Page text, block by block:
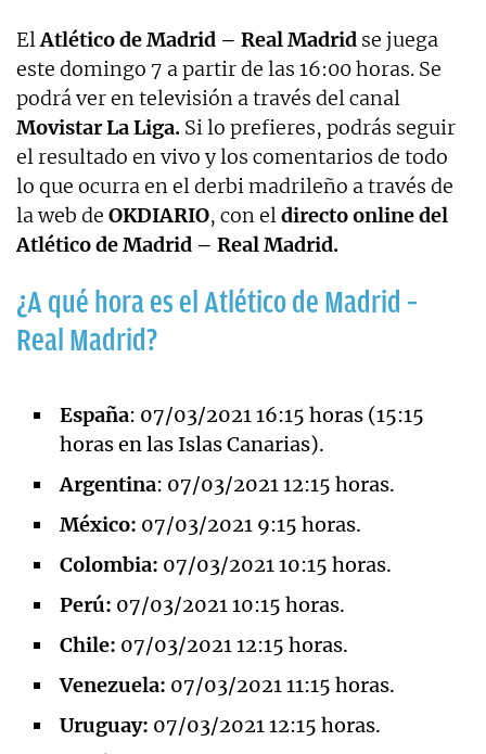
ElAtlético de Madrid – Real Madrid se juega
este domingo 7 a partir de las 16:00 horas. Se
podrá ver en televisión a través del canal
Movistar La Liga. Si lo prefieres, podrás seguir
el resultado en vivo y los comentarios de todo
lo que ocurra en el derbi madrileño a través de
la web de OKDIARIO, con eldirecto online del
Atlético de Madrid – Real Madrid.
¿A qué hora es el Atlético de Madrid –
Real Madrid?
España: 07/03/2021 16:15 horas (15:15
horas en las Islas Canarias).
Argentina: 07/03/2021 12:15 horas.
México: 07/03/2021 9:15 horas.
Colombia: 07/03/2021 10:15 horas.
Perú: 07/03/2021 10:15 horas.
Chile: 07/03/2021 12:15 horas.
Venezuela: 07/03/2021 11:15 horas.
Uruguay: 07/03/2021 12:15 horas.